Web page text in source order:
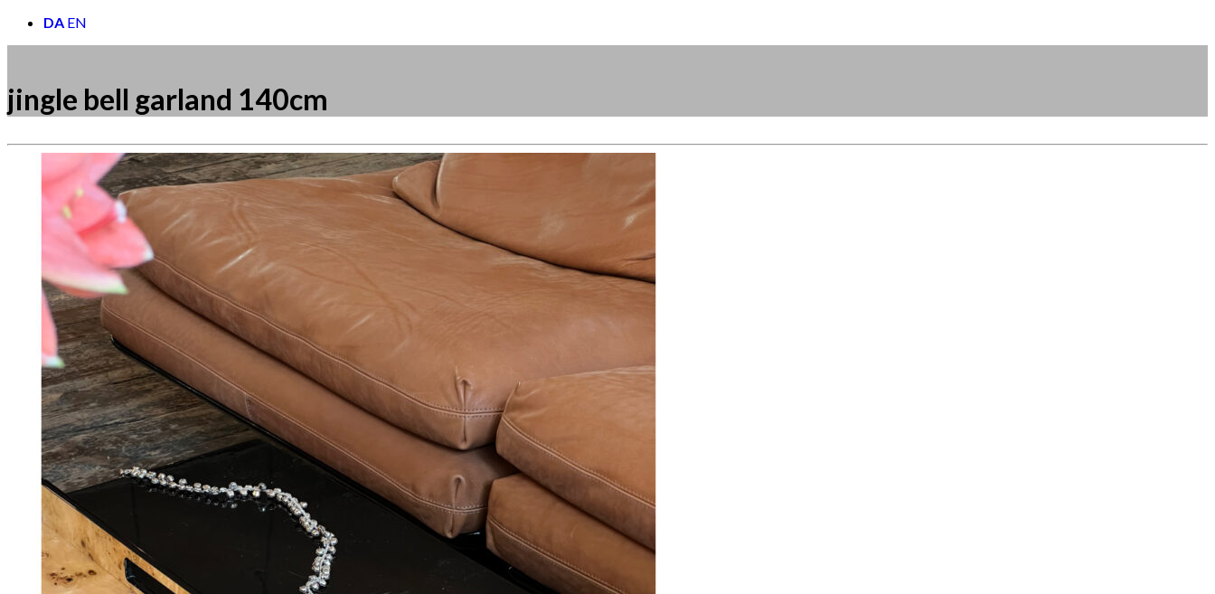
DA EN
jingle bell garland 140cm
Måske kunne nogle af disse produkter have din interesse?
Add to Wishlist
Julestjerne
DKK Tilføj til kurv
Se kurvKasse